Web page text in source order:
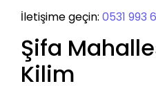
İletişime geçin: 0531 993
Şifa
Kilim